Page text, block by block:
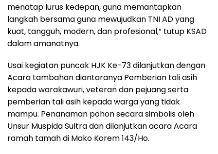
menatap lurus kedepan, guna memantapkan
langkah bersama guna mewujudkan TNI AD yang
kuat, tangguh, modern, dan profesional,” tutup KSAD
dalam amanatnya.
Usai kegiatan puncak HJK Ke-73 dilanjutkan dengan
Acara tambahan diantaranya Pemberian tali asih
kepada warakawuri, veteran dan pejuang serta
pemberian tali asih kepada warga yang tidak
mampu. Penanaman pohon secara simbolis oleh
Unsur Muspida Sultra dan dilanjutkan acara Acara
ramah tamah di Mako Korem 143/Ho.